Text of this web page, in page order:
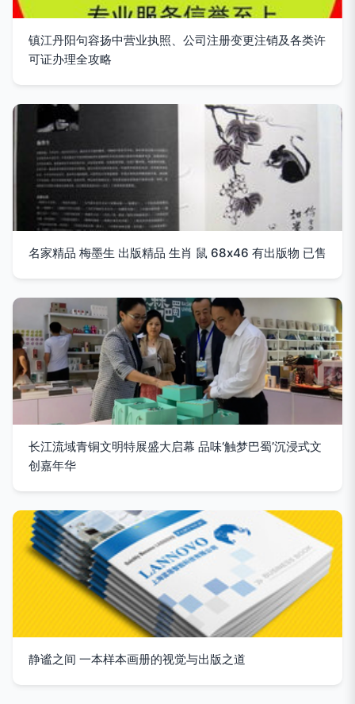
镇江丹阳句容扬中营业执照、公司注册变更注销及各类许
可证办理全攻略
名家精品 梅墨生 出版精品 生肖 鼠 68x46 有出版物 已售
长江流域青铜文明特展盛大启幕 品味‘触梦巴蜀’沉浸式文
创嘉年华
静谧之间 一本样本画册的视觉与出版之道